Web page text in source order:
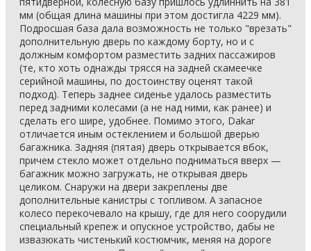
мм (общая длина машины при этом достигла 4229 мм).
Подросшая база дала возможность не только "врезать"
дополнительную дверь по каждому борту, но и с
должным комфортом разместить задних пассажиров
(те, кто хоть однажды трясся на задней скамеечке
серийной машины, по достоинству оценят такой
подход). Теперь заднее сиденье удалось разместить
перед задними колесами (а не над ними, как ранее) и
сделать его шире, удобнее. Помимо этого, Dakar
отличается иным остеклением и большой дверью
багажника. Задняя (пятая) дверь открывается вбок,
причем стекло может отдельно подниматься вверх —
багажник можно загружать, не открывая дверь
целиком. Снаружи на двери закреплены две
дополнительные канистры с топливом. А запасное
колесо перекочевало на крышу, где для него соорудили
специальный крепеж и опускное устройство, дабы не
извазюкать чистенький костюмчик, меняя на дороге